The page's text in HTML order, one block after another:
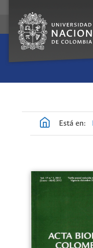
Está en: